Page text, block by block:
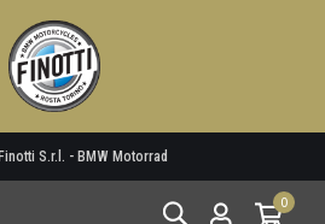
S.r.l. - BMW Motorrad
0